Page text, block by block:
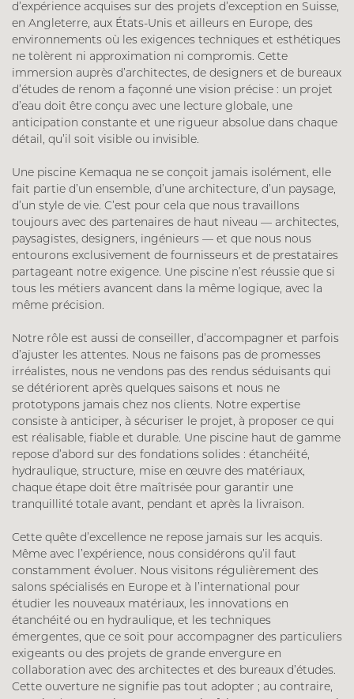
d’expérience acquises sur des projets d’exception en Suisse,
en Angleterre, aux États-Unis et ailleurs en Europe, des
environnements où les exigences techniques et esthétiques
ne tolèrent ni approximation ni compromis. Cette
immersion auprès d’architectes, de designers et de bureaux
d’études de renom a façonné une vision précise : un projet
d’eau doit être conçu avec une lecture globale, une
anticipation constante et une rigueur absolue dans chaque
détail, qu’il soit visible ou invisible.
Une piscine Kemaqua ne se conçoit jamais isolément, elle
fait partie d’un ensemble, d’une architecture, d’un paysage,
d’un style de vie. C’est pour cela que nous travaillons
toujours avec des partenaires de haut niveau — architectes,
paysagistes, designers, ingénieurs — et que nous nous
entourons exclusivement de fournisseurs et de prestataires
partageant notre exigence. Une piscine n’est réussie que si
tous les métiers avancent dans la même logique, avec la
même précision.
Notre rôle est aussi de conseiller, d’accompagner et parfois
d’ajuster les attentes. Nous ne faisons pas de promesses
irréalistes, nous ne vendons pas des rendus séduisants qui
se détériorent après quelques saisons et nous ne
prototypons jamais chez nos clients. Notre expertise
consiste à anticiper, à sécuriser le projet, à proposer ce qui
est réalisable, fiable et durable. Une piscine haut de gamme
repose d’abord sur des fondations solides : étanchéité,
hydraulique, structure, mise en œuvre des matériaux,
chaque étape doit être maîtrisée pour garantir une
tranquillité totale avant, pendant et après la livraison.
Cette quête d’excellence ne repose jamais sur les acquis.
Même avec l’expérience, nous considérons qu’il faut
constamment évoluer. Nous visitons régulièrement des
salons spécialisés en Europe et à l’international pour
étudier les nouveaux matériaux, les innovations en
étanchéité ou en hydraulique, et les techniques
émergentes, que ce soit pour accompagner des particuliers
exigeants ou des projets de grande envergure en
collaboration avec des architectes et des bureaux d’études.
Cette ouverture ne signifie pas tout adopter ; au contraire,